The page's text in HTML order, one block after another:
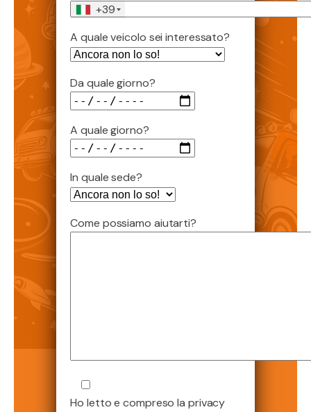
+39
A quale veicolo sei interessato?
Da quale giorno?
A quale giorno?
In quale sede?
Come possiamo aiutarti?
Ho letto e compreso la privacy